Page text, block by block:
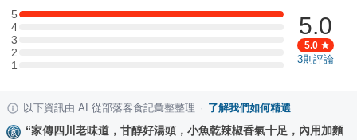
5
5 星：1 則評論
4
4 星：0 則評論
3
3 星：0 則評論
2
2 星：0 則評論
11 星：0 則評論
5.0
5.0
3則評論
以下資訊由 AI 從部落客食記彙整整理 · 了解我們如何精選
“家傳四川老味道，甘醇好湯頭，小魚乾辣椒香氣十足，內用加麵